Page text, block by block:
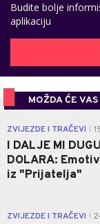
Budite bolje
aplikaciju
MOŽDA ĆE
ZVIJEZDE I TRAČEVI
I DALJE MI
DOLARA:
iz "Prijatelja"
ZVIJEZDE I TRAČEVI